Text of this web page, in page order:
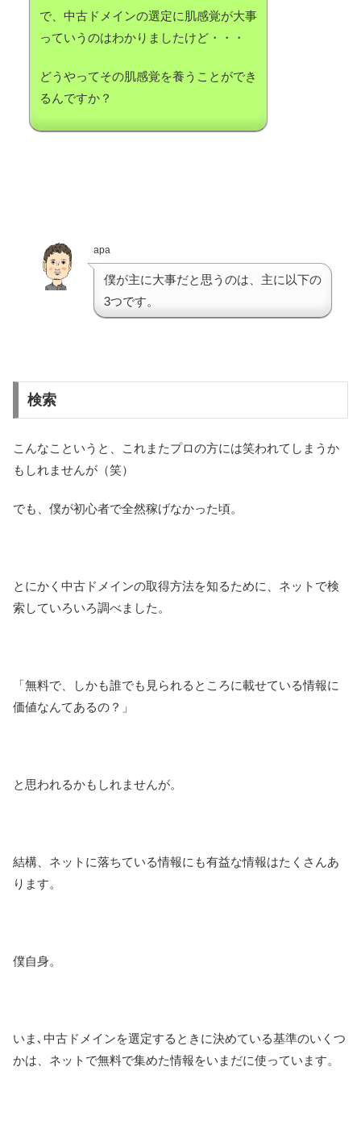
で、中古ドメインの選定に肌感覚が大事
っていうのはわかりましたけど・・・
どうやってその肌感覚を養うことができ
るんですか？
apa
僕が主に大事だと思うのは、主に以下の
3つです。
検索
こんなこというと、これまたプロの方には笑われてしまうか
もしれませんが（笑）
でも、僕が初心者で全然稼げなかった頃。
とにかく中古ドメインの取得方法を知るために、ネットで検
索していろいろ調べました。
「無料で、しかも誰でも見られるところに載せている情報に
価値なんてあるの？」
と思われるかもしれませんが。
結構、ネットに落ちている情報にも有益な情報はたくさんあ
ります。
僕自身。
いま､中古ドメインを選定するときに決めている基準のいくつ
かは、ネットで無料で集めた情報をいまだに使っています。